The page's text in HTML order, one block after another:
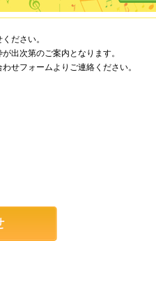
ださい。
出次第のご案内となります。
せフォームよりご連絡ください。